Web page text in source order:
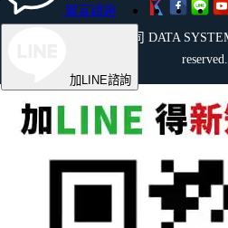
智股份有限公司 DATA
reserved.
留言諮詢
加LINE諮詢